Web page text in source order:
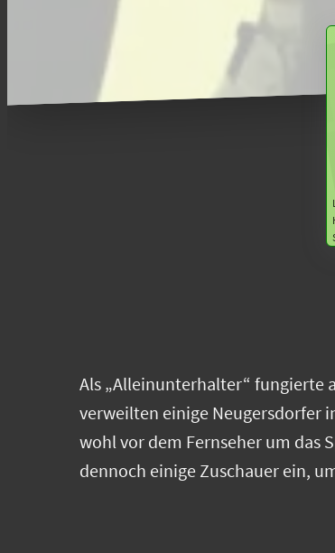
Als „Alleinunterhalter“ fungierte
verweilten einige Neugersdorfer
wohl vor dem Fernseher um das
dennoch einige Zuschauer ein,